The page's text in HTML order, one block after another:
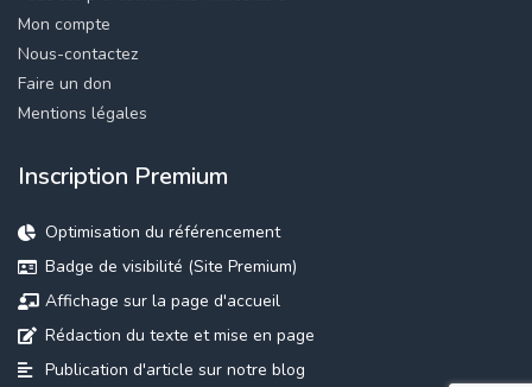
Mon compte
Nous-contactez
Faire un don
Mentions légales
Inscription Premium
Optimisation du référencement
Badge de visibilité (Site Premium)
Affichage sur la page d'accueil
Rédaction du texte et mise en page
Publication d'article sur notre blog